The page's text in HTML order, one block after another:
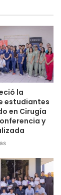
la
estudiantes
en Cirugía
y